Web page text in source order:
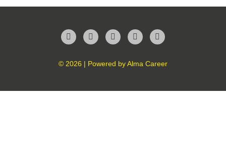
FacebookTwitterLinkedInInstagramYouTube
© 2026 | Powered byAlma Career